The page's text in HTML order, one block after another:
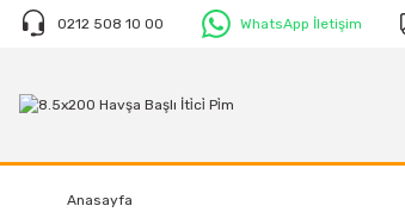
0212 508 10 00 WhatsApp İletişim
Anasayfa